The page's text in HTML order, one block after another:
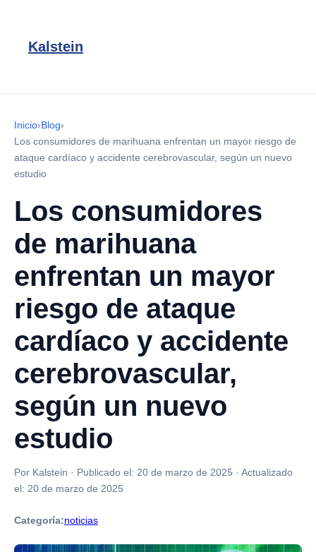
Kalstein
Inicio›Blog›
Los consumidores de marihuana enfrentan un mayor riesgo de
ataque cardíaco y accidente cerebrovascular, según un nuevo
estudio
Los consumidores
de marihuana
enfrentan un mayor
riesgo de ataque
cardíaco y accidente
cerebrovascular,
según un nuevo
estudio
Por Kalstein · Publicado el: 20 de marzo de 2025 · Actualizado
el: 20 de marzo de 2025
Categoría:noticias